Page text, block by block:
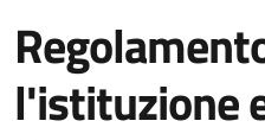
l'istituzione